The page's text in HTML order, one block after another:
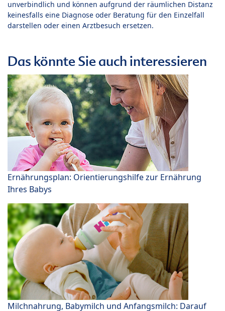
unverbindlich und können aufgrund der räumlichen Distanz
keinesfalls eine Diagnose oder Beratung für den Einzelfall
darstellen oder einen Arztbesuch ersetzen.
Das könnte Sie auch interessieren
Ernährungsplan: Orientierungshilfe zur Ernährung
Ihres Babys
Milchnahrung, Babymilch und Anfangsmilch: Darauf